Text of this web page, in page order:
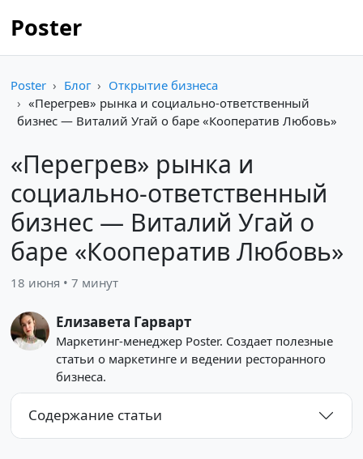
Poster
Poster Блог
Открытие бизнеса
«Перегрев» рынка и социально-ответственный
бизнес — Виталий Угай о баре «Кооператив Любовь»
«Перегрев» рынка и
социально-ответственный
бизнес — Виталий Угай о
баре «Кооператив Любовь»
18 июня • 7 минут
Елизавета Гарварт
Маркетинг-менеджер Poster. Создает полезные
статьи о маркетинге и ведении ресторанного
бизнеса.
Содержание статьи